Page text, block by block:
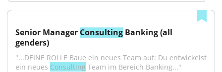
Senior Manager Consulting Banking (all
genders)
"...DEINE ROLLE Baue ein neues Team auf: Du entwickelst
ein neues Consulting Team im Bereich Banking..."